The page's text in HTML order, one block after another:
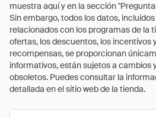
muestra aquí y en la sección
Sin embargo, todos los datos,
relacionados con los programas de la
ofertas, los descuentos, los incentivos
recompensas, se proporcionan
informativos, están sujetos a cambios
obsoletos. Puedes consultar la
detallada en el sitio web de la tienda.